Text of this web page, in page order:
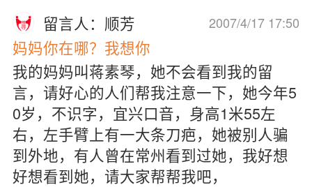
2007/4/17 17:50
留言人：顺芳
妈妈你在哪？我想你
我的妈妈叫蒋素琴，她不会看到我的留
言，请好心的人们帮我注意一下，她今年5
0岁，不识字，宜兴口音，身高1米55左
右，左手臂上有一大条刀疤，她被别人骗
到外地，有人曾在常州看到过她，我好想
好想看到她，请大家帮帮我吧，